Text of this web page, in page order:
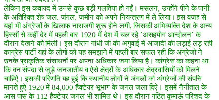
लेकिन इस कवायद में उनसे कुछ बड़ी गलतियां हो गईं। मसलन, उन्होंने पीने के पानी
के अतिरिक्त शेष जल, जंगल, जमीन को अपने नियन्त्रण में ले लिया। इस वजह से
यहां भी अंग्रेजों के खिलाफ नाराजगी शुरू होने लगी, जिसकी अभिव्यक्ति देश के अन्य
हिस्सों से कहीं देर में पहली बार 1920 में देश में चल रहे `असहयोग आन्दोलन´ के
दौरान देखने को मिली। इस दौरान गांधी जी की अगुवाई में आजादी की लड़ाई लड़ रही
कांग्रेस पार्टी यहां के लोगों को यह समझाने में पहली बार सफल रही कि अंग्रेजों ने
उनके प्राकृतिक संसाधनों पर अपना अधिकार जमा लिया है। कांग्रेस का कहना था
कि वन संपदा से जुड़े जनजातीय व ऐसे क्षेत्रों के अधिकार क्षेत्रवासियों को मिलने
चाहिऐ। इसकी परिणति यह हुई कि स्थानीय लोगों ने जंगलों को अंग्रेजों की संपत्ति
मानते हुऐ 1920 में 84,000 हैक्टेयर भूभाग के जंगल जला दिऐ। इसमें नैनीताल के
आस पास के 112 हैक्टेयर जंगल भी शामिल थे। इस दौरान गठित कुमाऊं परिशद के